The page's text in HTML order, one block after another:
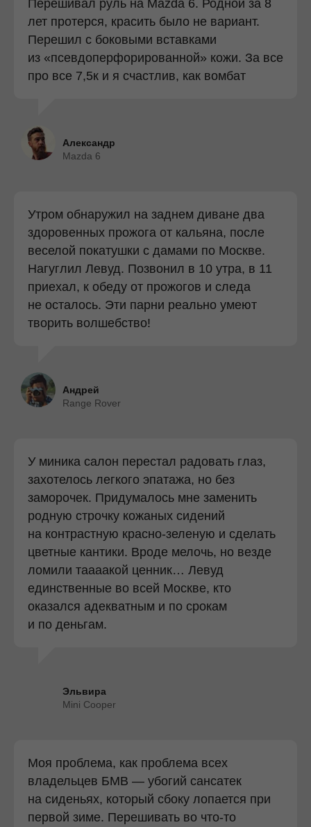
Перешивал руль на Mazda 6. Родной за 8
лет протерся, красить было не вариант.
Перешил с боковыми вставками
из «псевдоперфорированной» кожи. За все
про все 7,5к и я счастлив, как вомбат
Александр
Mazda 6
Утром обнаружил на заднем диване два
здоровенных прожога от кальяна, после
веселой покатушки с дамами по Москве.
Нагуглил Левуд. Позвонил в 10 утра, в 11
приехал, к обеду от прожогов и следа
не осталось. Эти парни реально умеют
творить волшебство!
Андрей
Range Rover
У миника салон перестал радовать глаз,
захотелось легкого эпатажа, но без
заморочек. Придумалось мне заменить
родную строчку кожаных сидений
на контрастную красно-зеленую и сделать
цветные кантики. Вроде мелочь, но везде
ломили таааакой ценник… Левуд
единственные во всей Москве, кто
оказался адекватным и по срокам
и по деньгам.
Эльвира
Mini Cooper
Моя проблема, как проблема всех
владельцев БМВ — убогий сансатек
на сиденьях, который сбоку лопается при
первой зиме. Перешивать во что-то